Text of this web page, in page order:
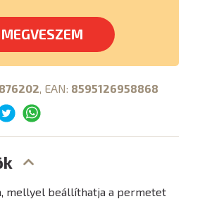
MEGVESZEM
, EAN: 8595126958868
mellyel beállíthatja a permetet